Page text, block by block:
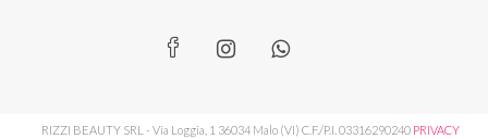
RIZZI BEAUTY SRL - Via Loggia, 1 36034 Malo (VI) C.F./P.I. 03316290240 PRIVACY